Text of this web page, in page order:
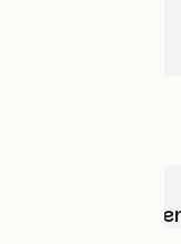
Wählen,